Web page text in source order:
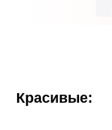
Красивые: